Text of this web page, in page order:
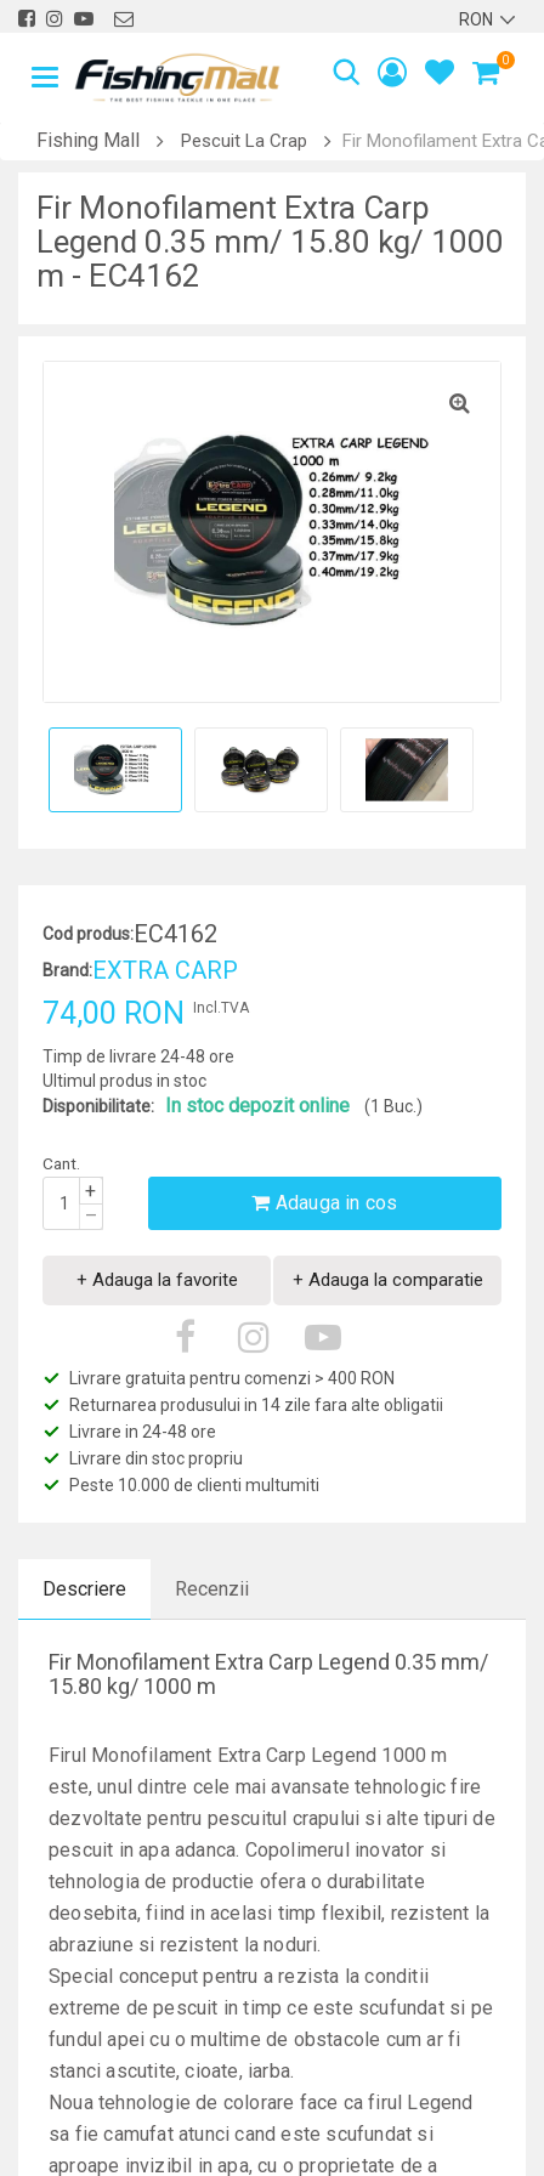
0
Fishing Mall Pescuit La Crap Fir Monofilament Extra
Fir Monofilament Extra Carp
Legend 0.35 mm/ 15.80 kg/ 1000
m - EC4162
Cod produs:EC4162
Brand:EXTRA CARP
74,00 RON Incl.TVA
Timp de livrare 24-48 ore
Ultimul produs in stoc
Disponibilitate:
In stoc depozit online (1 Buc.)
Cant.
+
–
Adauga in cos
+ Adauga la favorite + Adauga la comparatie
Livrare gratuita pentru comenzi > 400 RON
Returnarea produsului in 14 zile fara alte obligatii
Livrare in 24-48 ore
Livrare din stoc propriu
Peste 10.000 de clienti multumiti
Descriere Recenzii
Fir Monofilament Extra Carp Legend 0.35 mm/
15.80 kg/ 1000 m
Firul Monofilament Extra Carp Legend 1000 m
este, unul dintre cele mai avansate tehnologic fire
dezvoltate pentru pescuitul crapului si alte tipuri de
pescuit in apa adanca. Copolimerul inovator si
tehnologia de productie ofera o durabilitate
deosebita, fiind in acelasi timp flexibil, rezistent la
abraziune si rezistent la noduri.
Special conceput pentru a rezista la conditii
extreme de pescuit in timp ce este scufundat si pe
fundul apei cu o multime de obstacole cum ar fi
stanci ascutite, cioate, iarba.
Noua tehnologie de colorare face ca firul Legend
sa fie camufat atunci cand este scufundat si
aproape invizibil in apa, cu o proprietate de a